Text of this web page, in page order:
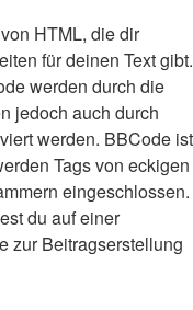
HTML, die dir
für deinen Text gibt.
werden durch die
jedoch auch durch
werden. BBCode ist
Tags von eckigen
eingeschlossen.
du auf einer
zur Beitragserstellung